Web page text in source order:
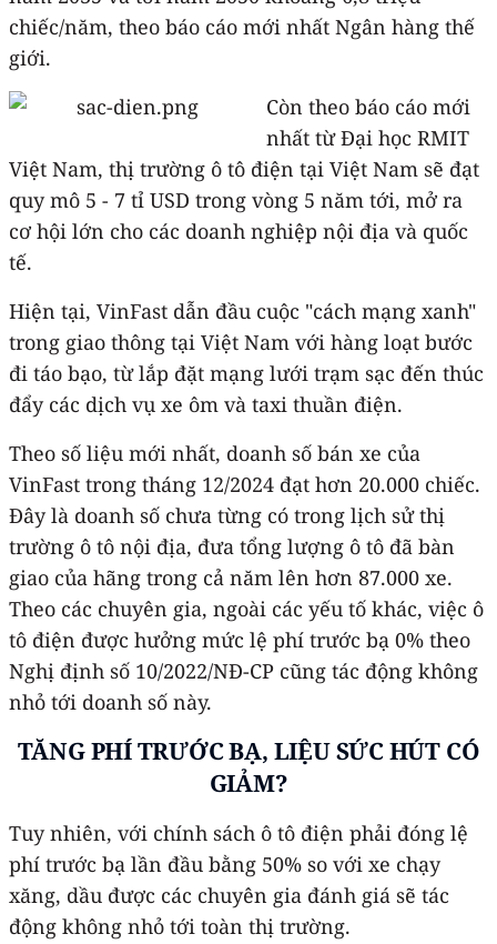
chiếc/năm, theo báo cáo mới nhất Ngân hàng thế
giới.
Còn theo báo cáo mới
nhất từ Đại học RMIT
Việt Nam, thị trường ô tô điện tại Việt Nam sẽ đạt
quy mô 5 - 7 tỉ USD trong vòng 5 năm tới, mở ra
cơ hội lớn cho các doanh nghiệp nội địa và quốc
tế.
Hiện tại, VinFast dẫn đầu cuộc "cách mạng xanh"
trong giao thông tại Việt Nam với hàng loạt bước
đi táo bạo, từ lắp đặt mạng lưới trạm sạc đến thúc
đẩy các dịch vụ xe ôm và taxi thuần điện.
Theo số liệu mới nhất, doanh số bán xe của
VinFast trong tháng 12/2024 đạt hơn 20.000 chiếc.
Đây là doanh số chưa từng có trong lịch sử thị
trường ô tô nội địa, đưa tổng lượng ô tô đã bàn
giao của hãng trong cả năm lên hơn 87.000 xe.
Theo các chuyên gia, ngoài các yếu tố khác, việc ô
tô điện được hưởng mức lệ phí trước bạ 0% theo
Nghị định số 10/2022/NĐ-CP cũng tác động không
nhỏ tới doanh số này.
TĂNG PHÍ TRƯỚC BẠ, LIỆU SỨC HÚT CÓ
GIẢM?
Tuy nhiên, với chính sách ô tô điện phải đóng lệ
phí trước bạ lần đầu bằng 50% so với xe chạy
xăng, dầu được các chuyên gia đánh giá sẽ tác
động không nhỏ tới toàn thị trường.